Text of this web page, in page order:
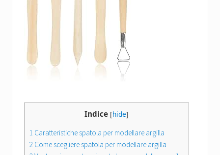
Indice [hide]
1 Caratteristiche spatola per modellare argilla
2 Come scegliere spatola per modellare argilla